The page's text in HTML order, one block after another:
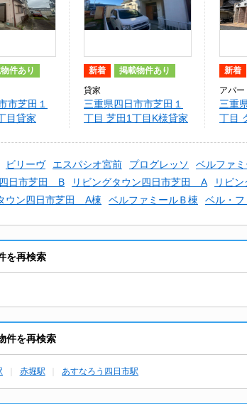
件あり
市芝田１
目貸家
新着 掲載物件あり
貸家
三重県四日市市芝田１
丁目 芝田1丁目K様貸家
新着
アパー
三重
丁目
ビリーヴ エスパシオ宮前 プログレッソ ベルファ
四日市芝田 B リビングタウン四日市芝田 A
リビ
ウン四日市芝田 A棟 ベルファミールＢ棟 ベル・
を再検索
件を再検索
赤堀駅 あすなろう四日市駅